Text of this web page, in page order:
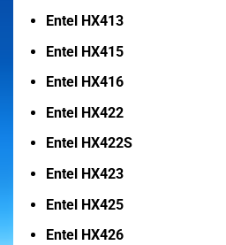
Entel HX413
Entel HX415
Entel HX416
Entel HX422
Entel HX422S
Entel HX423
Entel HX425
Entel HX426